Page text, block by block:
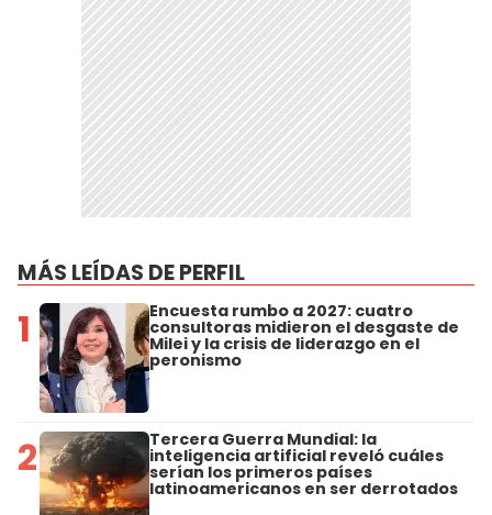
MÁS LEÍDAS DE PERFIL
1 Encuesta rumbo a 2027: cuatro
consultoras midieron el desgaste de
Milei y la crisis de liderazgo en el
peronismo
2 Tercera Guerra Mundial: la
inteligencia artificial reveló cuáles
serían los primeros países
latinoamericanos en ser derrotados